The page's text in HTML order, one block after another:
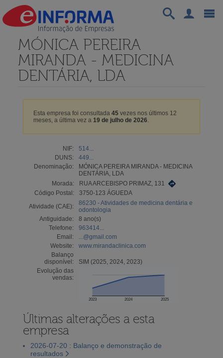
MÓNICA PEREIRA
MIRANDA - MEDICINA
DENTÁRIA, LDA
Esta empresa foi consultada 45vezes nos últimos 12
meses, a última vez a 19 de julho de 2026.
NIF:
514...
DUNS:
449...
Denominação:
MÓNICA PEREIRA MIRANDA - MEDICINA
DENTÁRIA, LDA
Morada:
RUA ARCEBISPO PRIMAZ, 131
Código Postal:
3750-123 ÁGUEDA
Atividade (CAE):
86230 - Atividades de medicina dentária e
odontologia
Antiguidade:
8 ano(s)
Telefone:
963414...
Email:
...@gmail.com
Website:
www.mirandaclinica.com
Balanço
disponível:
SIM (2025, 2024, 2023)
Evolução das
vendas:
2023 2024 2025
Últimas alterações a esta
empresa
2026-07-20 : Balanço e demonstração de
resultados